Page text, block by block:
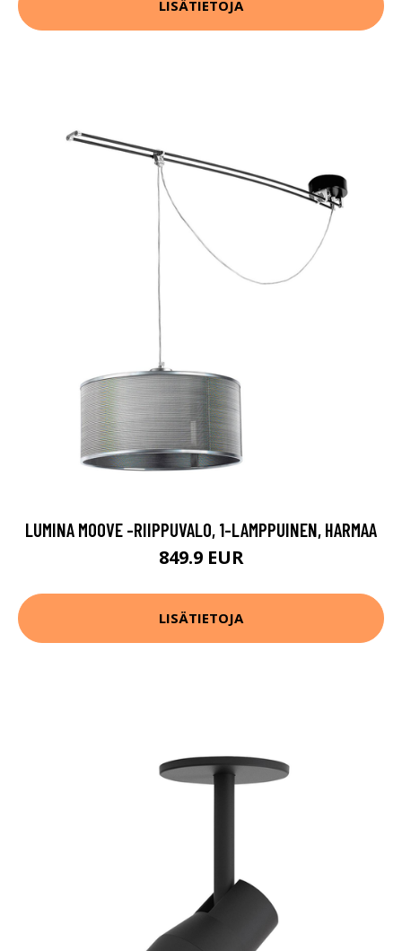
LISÄTIETOJA
LUMINA MOOVE -RIIPPUVALO, 1-LAMPPUINEN, HARMAA
849.9 EUR
LISÄTIETOJA